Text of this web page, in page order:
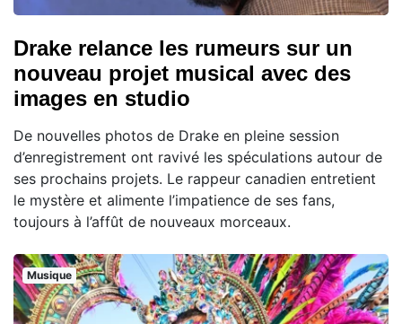
Drake relance les rumeurs sur un
nouveau projet musical avec des
images en studio
De nouvelles photos de Drake en pleine session
d’enregistrement ont ravivé les spéculations autour de
ses prochains projets. Le rappeur canadien entretient
le mystère et alimente l’impatience de ses fans,
toujours à l’affût de nouveaux morceaux.
Musique